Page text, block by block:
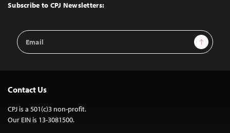
Top
Subscribe to CPJ Newsletters:
Email
Address
Sign Up
Contact Us
CPJ is a 501(c)3 non-profit.
Our EIN is 13-3081500.